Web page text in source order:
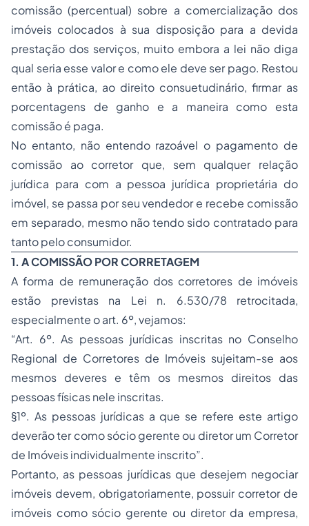
comissão (percentual) sobre a comercialização dos
imóveis colocados à sua disposição para a devida
prestação dos serviços, muito embora a lei não diga
qual seria esse valor e como ele deve ser pago. Restou
então à prática, ao direito consuetudinário, firmar as
porcentagens de ganho e a maneira como esta
comissão é paga.
No entanto, não entendo razoável o pagamento de
comissão ao corretor que, sem qualquer relação
jurídica para com a pessoa jurídica proprietária do
imóvel, se passa por seu vendedor e recebe comissão
em separado, mesmo não tendo sido contratado para
tanto pelo consumidor.
1. A COMISSÃO POR CORRETAGEM
A forma de remuneração dos corretores de imóveis
estão previstas na Lei n. 6.530/78 retrocitada,
especialmente o art. 6º, vejamos:
“Art. 6º. As pessoas jurídicas inscritas no Conselho
Regional de Corretores de Imóveis sujeitam-se aos
mesmos deveres e têm os mesmos direitos das
pessoas físicas nele inscritas.
§1º. As pessoas jurídicas a que se refere este artigo
deverão ter como sócio gerente ou diretor um Corretor
de Imóveis individualmente inscrito”.
Portanto, as pessoas jurídicas que desejem negociar
imóveis devem, obrigatoriamente, possuir corretor de
imóveis como sócio gerente ou diretor da empresa,